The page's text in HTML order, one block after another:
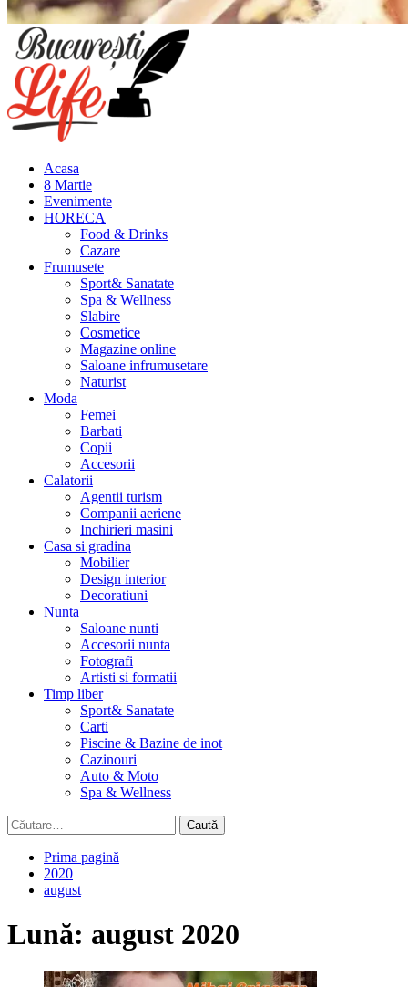
Meniu
principal
Acasa
8 Martie
Evenimente
HORECA
Food & Drinks
Cazare
Frumusete
Sport& Sanatate
Spa & Wellness
Slabire
Cosmetice
Magazine online
Saloane infrumusetare
Naturist
Moda
Femei
Barbati
Copii
Accesorii
Calatorii
Agentii turism
Companii aeriene
Inchirieri masini
Casa si gradina
Mobilier
Design interior
Decoratiuni
Nunta
Saloane nunti
Accesorii nunta
Fotografi
Artisti si formatii
Timp liber
Sport& Sanatate
Carti
Piscine & Bazine de inot
Cazinouri
Auto & Moto
Spa & Wellness
Caută
după:
Prima pagină
2020
august
Lună: august 2020